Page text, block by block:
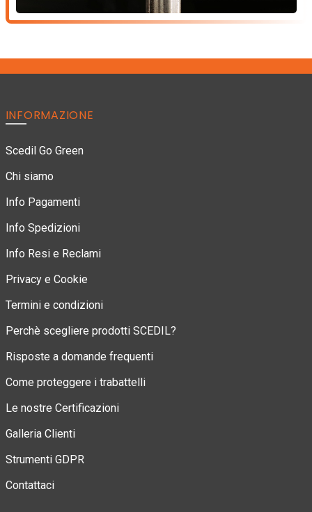
INFORMAZIONE
Scedil Go Green
Chi siamo
Info Pagamenti
Info Spedizioni
Info Resi e Reclami
Privacy e Cookie
Termini e condizioni
Perchè scegliere prodotti SCEDIL?
Risposte a domande frequenti
Come proteggere i trabattelli
Le nostre Certificazioni
Galleria Clienti
Strumenti GDPR
Contattaci